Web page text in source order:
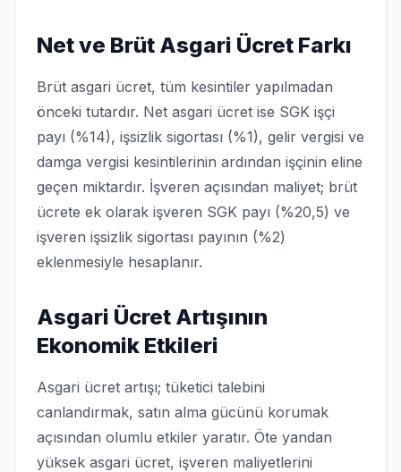
Net ve Brüt Asgari Ücret Farkı
Brüt asgari ücret, tüm kesintiler yapılmadan
önceki tutardır. Net asgari ücret ise SGK işçi
payı (%14), işsizlik sigortası (%1), gelir vergisi ve
damga vergisi kesintilerinin ardından işçinin eline
geçen miktardır. İşveren açısından maliyet; brüt
ücrete ek olarak işveren SGK payı (%20,5) ve
işveren işsizlik sigortası payının (%2)
eklenmesiyle hesaplanır.
Asgari Ücret Artışının
Ekonomik Etkileri
Asgari ücret artışı; tüketici talebini
canlandırmak, satın alma gücünü korumak
açısından olumlu etkiler yaratır. Öte yandan
yüksek asgari ücret, işveren maliyetlerini